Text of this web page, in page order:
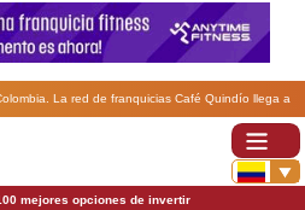
La red de franquicias Café Quindío llega a
mejores opciones de invertir